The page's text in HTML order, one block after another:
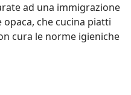
ad una immigrazione
che cucina piatti
cura le norme igieniche